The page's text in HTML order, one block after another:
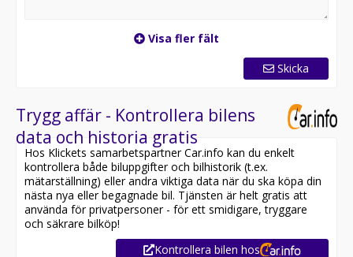
Möjlighet till 12-60 månaders garanti
Besök
för att:
• Se närbilder och film på bilen
• Reservera bilen direkt online
• Få mer info om utrustning och tillval
Därför ska du välja Riddermark Bil Sundsvall:
* Störst i Sverige på begagnade bilar
Visa fler fält
Skicka
Trygg affär - Kontrollera bilens
data och historia gratis
Hos Klickets samarbetspartner Car.info kan du enkelt
kontrollera både biluppgifter och bilhistorik (t.ex.
mätarställning) eller andra viktiga data när du ska köpa din
nästa nya eller begagnade bil. Tjänsten är helt gratis att
använda för privatpersoner - för ett smidigare, tryggare
och säkrare bilköp!
Kontrollera bilen hos